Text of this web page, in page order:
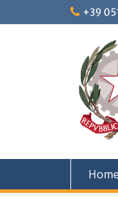
to
+39
Home